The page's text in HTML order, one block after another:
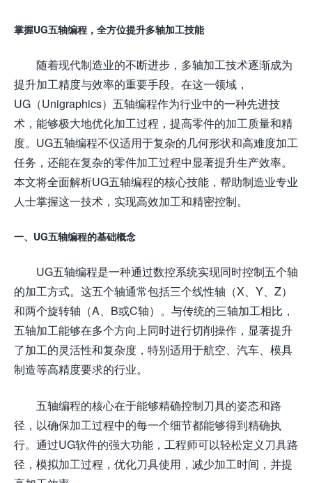
掌握UG五轴编程，全方位提升多轴加工技能
随着现代制造业的不断进步，多轴加工技术逐渐成为
提升加工精度与效率的重要手段。在这一领域，
UG（Unigraphics）五轴编程作为行业中的一种先进技
术，能够极大地优化加工过程，提高零件的加工质量和精
度。UG五轴编程不仅适用于复杂的几何形状和高难度加工
任务，还能在复杂的零件加工过程中显著提升生产效率。
本文将全面解析UG五轴编程的核心技能，帮助制造业专业
人士掌握这一技术，实现高效加工和精密控制。
一、UG五轴编程的基础概念
UG五轴编程是一种通过数控系统实现同时控制五个轴
的加工方式。这五个轴通常包括三个线性轴（X、Y、Z）
和两个旋转轴（A、B或C轴）。与传统的三轴加工相比，
五轴加工能够在多个方向上同时进行切削操作，显著提升
了加工的灵活性和复杂度，特别适用于航空、汽车、模具
制造等高精度要求的行业。
五轴编程的核心在于能够精确控制刀具的姿态和路
径，以确保加工过程中的每一个细节都能够得到精确执
行。通过UG软件的强大功能，工程师可以轻松定义刀具路
径，模拟加工过程，优化刀具使用，减少加工时间，并提